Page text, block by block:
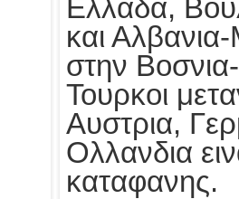
Ελλαδα,
και
στην
Τουρκοι
Αυστρια,
Ολλανδια
καταφανης.